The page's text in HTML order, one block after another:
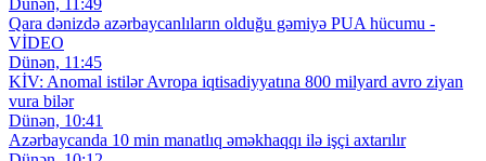
Dünən, 11:49
Qara dənizdə azərbaycanlıların olduğu gəmiyə PUA hücumu -
VİDEO
Dünən, 11:45
KİV: Anomal istilər Avropa iqtisadiyyatına 800 milyard avro ziyan
vura bilər
Dünən, 10:41
Azərbaycanda 10 min manatlıq əməkhaqqı ilə işçi axtarılır